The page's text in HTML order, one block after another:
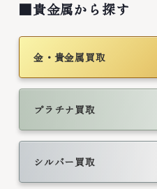
■貴金属から探す
金・貴金属買取
プラチナ買取
シルバー買取